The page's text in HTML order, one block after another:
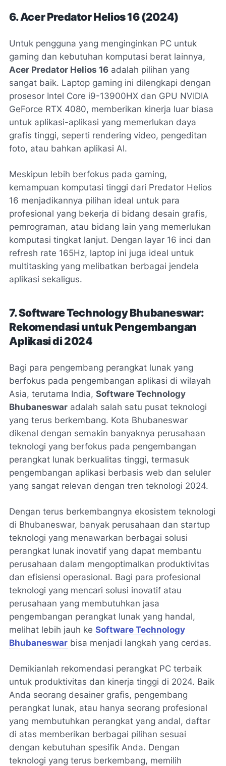
6. Acer Predator Helios 16 (2024)
Untuk pengguna yang menginginkan PC untuk
gaming dan kebutuhan komputasi berat lainnya,
Acer Predator Helios 16 adalah pilihan yang
sangat baik. Laptop gaming ini dilengkapi dengan
prosesor Intel Core i9-13900HX dan GPU NVIDIA
GeForce RTX 4080, memberikan kinerja luar biasa
untuk aplikasi-aplikasi yang memerlukan daya
grafis tinggi, seperti rendering video, pengeditan
foto, atau bahkan aplikasi AI.
Meskipun lebih berfokus pada gaming,
kemampuan komputasi tinggi dari Predator Helios
16 menjadikannya pilihan ideal untuk para
profesional yang bekerja di bidang desain grafis,
pemrograman, atau bidang lain yang memerlukan
komputasi tingkat lanjut. Dengan layar 16 inci dan
refresh rate 165Hz, laptop ini juga ideal untuk
multitasking yang melibatkan berbagai jendela
aplikasi sekaligus.
7. Software Technology Bhubaneswar:
Rekomendasi untuk Pengembangan
Aplikasi di 2024
Bagi para pengembang perangkat lunak yang
berfokus pada pengembangan aplikasi di wilayah
Asia, terutama India, Software Technology
Bhubaneswar adalah salah satu pusat teknologi
yang terus berkembang. Kota Bhubaneswar
dikenal dengan semakin banyaknya perusahaan
teknologi yang berfokus pada pengembangan
perangkat lunak berkualitas tinggi, termasuk
pengembangan aplikasi berbasis web dan seluler
yang sangat relevan dengan tren teknologi 2024.
Dengan terus berkembangnya ekosistem teknologi
di Bhubaneswar, banyak perusahaan dan startup
teknologi yang menawarkan berbagai solusi
perangkat lunak inovatif yang dapat membantu
perusahaan dalam mengoptimalkan produktivitas
dan efisiensi operasional. Bagi para profesional
teknologi yang mencari solusi inovatif atau
perusahaan yang membutuhkan jasa
pengembangan perangkat lunak yang handal,
melihat lebih jauh ke Software Technology
Bhubaneswar bisa menjadi langkah yang cerdas.
Demikianlah rekomendasi perangkat PC terbaik
untuk produktivitas dan kinerja tinggi di 2024. Baik
Anda seorang desainer grafis, pengembang
perangkat lunak, atau hanya seorang profesional
yang membutuhkan perangkat yang andal, daftar
di atas memberikan berbagai pilihan sesuai
dengan kebutuhan spesifik Anda. Dengan
teknologi yang terus berkembang, memilih